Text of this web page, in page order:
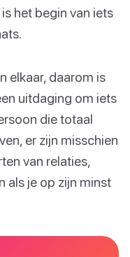
het begin van iets
elkaar, daarom is
uitdaging om iets
die totaal
er zijn misschien
van relaties,
als je op zijn minst